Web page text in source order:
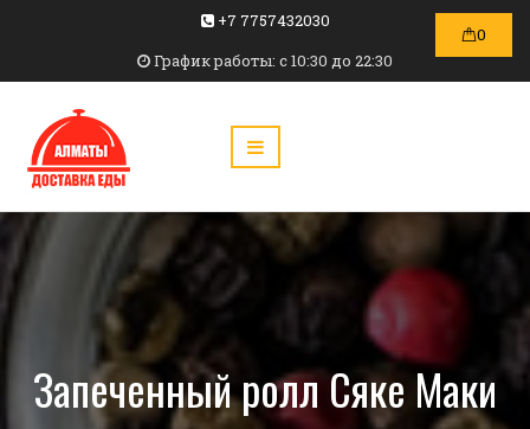
+7 7757432030
График работы: c 10:30 до 22:30
0
Запеченный ролл Сяке Маки